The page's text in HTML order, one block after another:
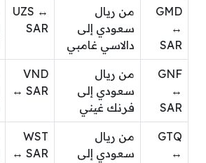
GMD
↔
SAR
من ريال
سعودي إلى
دالاسي غامبي
UZS ↔
SAR
GNF
↔
SAR
من ريال
سعودي إلى
فرنك غيني
VND
↔ SAR
GTQ
↔
من ريال
سعودي إلى
WST
↔ SAR